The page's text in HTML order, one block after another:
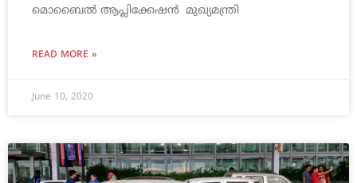
മൊബൈല്‍ ആപ്ലിക്കേഷന്‍ മുഖ്യമന്ത്രി
READ MORE »
June 10, 2020